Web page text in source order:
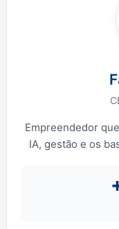
Empreendedor
IA, gestão e os